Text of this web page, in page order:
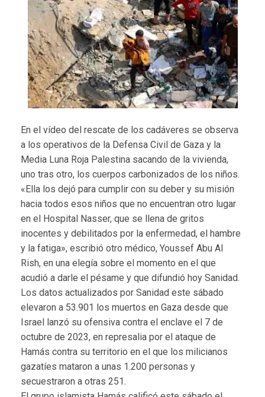
En el vídeo del rescate de los cadáveres se observa
a los operativos de la Defensa Civil de Gaza y la
Media Luna Roja Palestina sacando de la vivienda,
uno tras otro, los cuerpos carbonizados de los niños.
«Ella los dejó para cumplir con su deber y su misión
hacia todos esos niños que no encuentran otro lugar
en el Hospital Nasser, que se llena de gritos
inocentes y debilitados por la enfermedad, el hambre
y la fatiga», escribió otro médico, Youssef Abu Al
Rish, en una elegía sobre el momento en el que
acudió a darle el pésame y que difundió hoy Sanidad.
Los datos actualizados por Sanidad este sábado
elevaron a 53.901 los muertos en Gaza desde que
Israel lanzó su ofensiva contra el enclave el 7 de
octubre de 2023, en represalia por el ataque de
Hamás contra su territorio en el que los milicianos
gazatíes mataron a unas 1.200 personas y
secuestraron a otras 251.